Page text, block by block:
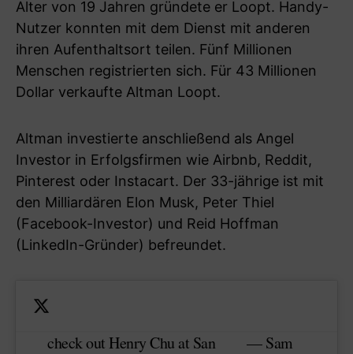
Alter von 19 Jahren gründete er Loopt. Handy-
Nutzer konnten mit dem Dienst mit anderen
ihren Aufenthaltsort teilen. Fünf Millionen
Menschen registrierten sich. Für 43 Millionen
Dollar verkaufte Altman Loopt.
Altman investierte anschließend als Angel
Investor in Erfolgsfirmen wie Airbnb, Reddit,
Pinterest oder Instacart. Der 33-jährige ist mit
den Milliardären Elon Musk, Peter Thiel
(Facebook-Investor) und Reid Hoffman
(LinkedIn-Gründer) befreundet.
check out Henry Chu at San
— Sam